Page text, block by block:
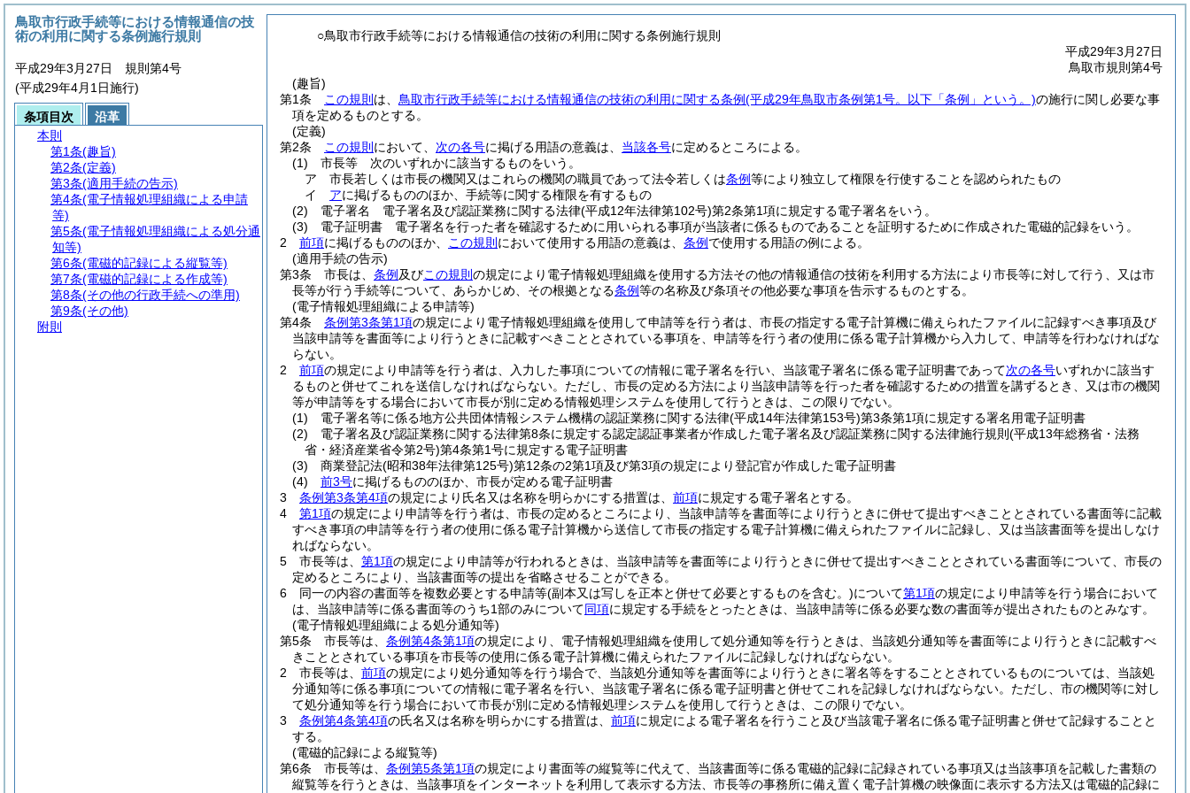
○鳥取市行政手続等における情報通信の技術の利用に関する条例施行規則
平成29年3月27日
鳥取市規則第4号
(趣旨)
第1条
この規則 は、 鳥取市行政手続等における情報通信の技術の利用に関する条例(平成29年鳥取市条例第1号。以下「条例」という。)の施行に関し必要な事
項を定めるものとする。
(定義)
第2条
この規則 において、 次の各号に掲げる用語の意義は、 当該各号に定めるところによる。
(1)
市長等 次のいずれかに該当するものをいう。
ア
市長若しくは市長の機関又はこれらの機関の職員であって法令若しくは条例等により独立して権限を行使することを認められたもの
イ
アに掲げるもののほか、手続等に関する権限を有するもの
(2)
電子署名 電子署名及び認証業務に関する法律(平成12年法律第102号)第2条第1項に規定する電子署名をいう。
(3)
電子証明書 電子署名を行った者を確認するために用いられる事項が当該者に係るものであることを証明するために作成された電磁的記録をいう。
2
前項に掲げるもののほか、 この規則 において使用する用語の意義は、 条例 で使用する用語の例による。
(適用手続の告示)
第3条
市長は、 条例 及びこの規則 の規定により電子情報処理組織を使用する方法その他の情報通信の技術を利用する方法により市長等に対して行う、又は市
長等が行う手続等について、あらかじめ、その根拠となる条例等の名称及び条項その他必要な事項を告示するものとする。
(電子情報処理組織による申請等)
第4条
条例第3条第1項の規定により電子情報処理組織を使用して申請等を行う者は、市長の指定する電子計算機に備えられたファイルに記録すべき事項及び
当該申請等を書面等により行うときに記載すべきこととされている事項を、申請等を行う者の使用に係る電子計算機から入力して、申請等を行わなければな
らない。
2
前項の規定により申請等を行う者は、入力した事項についての情報に電子署名を行い、当該電子署名に係る電子証明書であって次の各号いずれかに該当す
るものと併せてこれを送信しなければならない。 ただし、市長の定める方法により当該申請等を行った者を確認するための措置を講ずるとき、又は市の機関
等が申請等をする場合において市長が別に定める情報処理システムを使用して行うときは、この限りでない。
(1)
電子署名等に係る地方公共団体情報システム機構の認証業務に関する法律(平成14年法律第153号)第3条第1項に規定する署名用電子証明書
(2)
電子署名及び認証業務に関する法律第8条に規定する認定認証事業者が作成した電子署名及び認証業務に関する法律施行規則 (平成13年総務省・法務
省・経済産業省令第2号)第4条第1号に規定する電子証明書
(3)
商業登記法(昭和38年法律第125号)第12条の2第1項及び第3項の規定により登記官が作成した電子証明書
(4)
前3号に掲げるもののほか、市長が定める電子証明書
3
条例第3条第4項の規定により氏名又は名称を明らかにする措置は、 前項に規定する電子署名とする。
4
第1項の規定により申請等を行う者は、市長の定めるところにより、当該申請等を書面等により行うときに併せて提出すべきこととされている書面等に記載
すべき事項の申請等を行う者の使用に係る電子計算機から送信して市長の指定する電子計算機に備えられたファイルに記録し、又は当該書面等を提出しなけ
ればならない。
5
市長等は、 第1項の規定により申請等が行われるときは、当該申請等を書面等により行うときに併せて提出すべきこととされている書面等について、市長の
定めるところにより、当該書面等の提出を省略させることができる。
6
同一の内容の書面等を複数必要とする申請等(副本又は写しを正本と併せて必要とするものを含む。)について第1項の規定により申請等を行う場合において
は、当該申請等に係る書面等のうち1部のみについて同項に規定する手続をとったときは、当該申請等に係る必要な数の書面等が提出されたものとみなす。
(電子情報処理組織による処分通知等)
第5条
市長等は、 条例第4条第1項の規定により、電子情報処理組織を使用して処分通知等を行うときは、当該処分通知等を書面等により行うときに記載すべ
きこととされている事項を市長等の使用に係る電子計算機に備えられたファイルに記録しなければならない。
2
市長等は、 前項の規定により処分通知等を行う場合で、当該処分通知等を書面等により行うときに署名等をすることとされているものについては、当該処
分通知等に係る事項についての情報に電子署名を行い、当該電子署名に係る電子証明書と併せてこれを記録しなければならない。 ただし、市の機関等に対し
て処分通知等を行う場合において市長が別に定める情報処理システムを使用して行うときは、この限りでない。
3
条例第4条第4項の氏名又は名称を明らかにする措置は、 前項に規定による電子署名を行うこと及び当該電子署名に係る電子証明書と併せて記録することと
する。
(電磁的記録による縦覧等)
第6条
市長等は、 条例第5条第1項の規定により書面等の縦覧等に代えて、当該書面等に係る電磁的記録に記録されている事項又は当該事項を記載した書類の
縦覧等を行うときは、当該事項をインターネットを利用して表示する方法、市長等の事務所に備え置く電子計算機の映像面に表示する方法又は電磁的記録に
鳥取市行政手続等における情報通信の技
術の利用に関する条例施行規則
平成29年3月27日 規則第4号
(平成29年4月1日施行)
条項目次
沿革
本則
第1条(趣旨)
第2条(定義)
第3条(適用手続の告示)
第4条(電子情報処理組織による申請
等)
第5条(電子情報処理組織による処分通
知等)
第6条(電磁的記録による縦覧等)
第7条(電磁的記録による作成等)
第8条(その他の行政手続への準用)
第9条(その他)
附則